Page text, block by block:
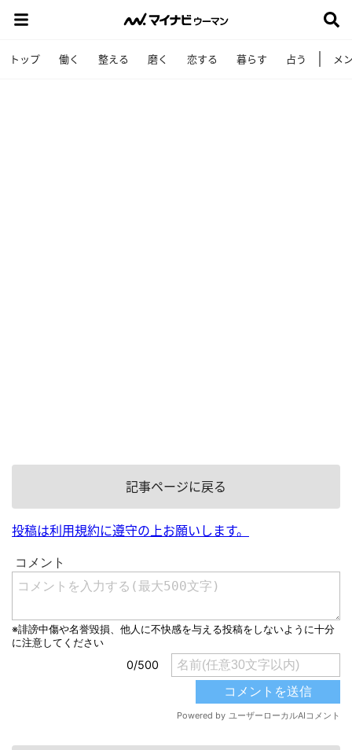
トップ 働く 整える 磨く 恋する 暮らす 占う メ
記事ページに戻る
投稿は利用規約に遵守の上お願いします。